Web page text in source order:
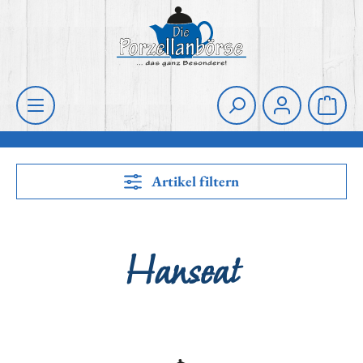
Hauptinhalt springen
Artikel filtern
Hanseat